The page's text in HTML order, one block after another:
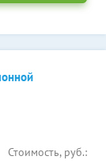
Стоимость, руб.: